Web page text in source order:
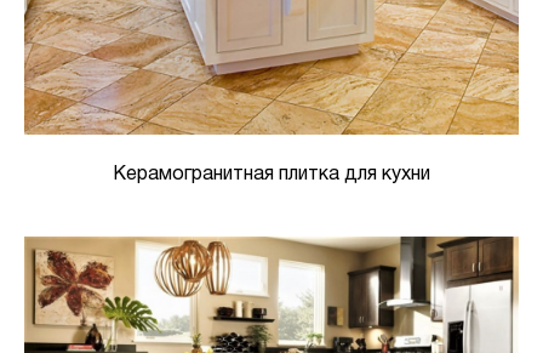
Керамогранитная плитка для кухни